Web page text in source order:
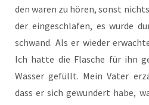
den waren zu hören, sonst
der ein­ge­schla­fen, es wur­de
schwand. Als er wie­der
Ich hat­te die Fla­sche für ihn
Was­ser gefüllt. Mein Vater
dass er sich gewun­dert habe,